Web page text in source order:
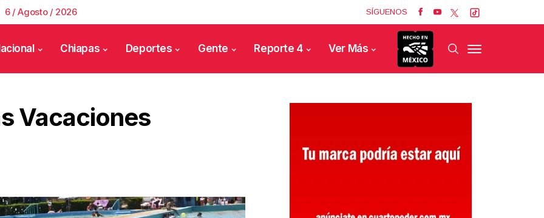
6 / Agosto / 2026 SÍGUENOS
Chiapas Deportes Gente Reporte 4 Ver Más
Vacaciones